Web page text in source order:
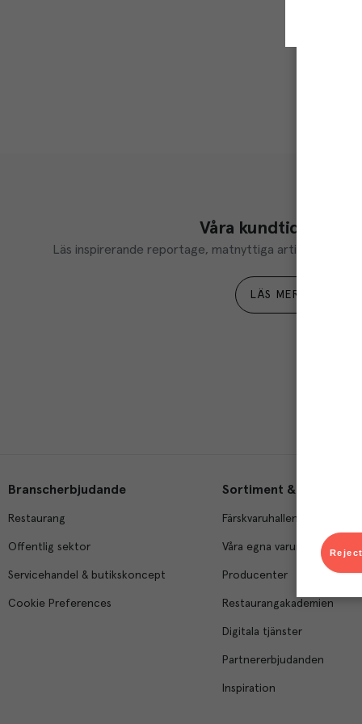
Våra kundtidningar
Läs inspirerande reportage, matnyttiga artiklar och ta
LÄS MER
Branscherbjudande
Restaurang
Offentlig sektor
Servicehandel & butikskoncept
Cookie Preferences
Sortiment & tjänster
Färskvaruhallen
Våra egna varumärken
Producenter
Restaurangakademien
Digitala tjänster
Partnererbjudanden
Inspiration